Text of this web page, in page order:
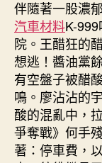
伴隨著一股濃
汽車材料K-
院。王醋狂的
想逃！醬油黨
有空盤子被醋
鳴。廖沾沾的
酸的混亂中，
爭奪戰》何手
著：停車費，